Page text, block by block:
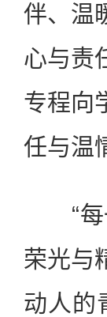
伴、温
心与责
专程向
任与温
“每
荣光与
动人的